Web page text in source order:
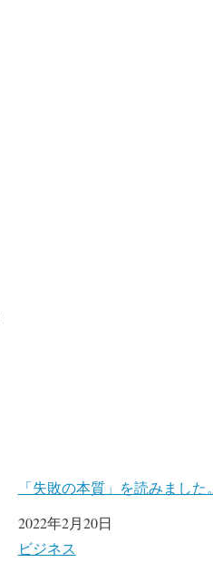
「失敗の本質」を読みました。
日付
2022年2月20日
関連理由
ビジネス